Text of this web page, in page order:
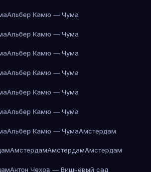
Альбер Камю — Чума
Альбер Камю — Чума
Альбер Камю — Чума
Альбер Камю — Чума
Альбер Камю — Чума
Альбер Камю — Чума
Альбер Камю — ЧумаАмстердам
АмстердамАмстердамАмстердам
Антон Чехов — Вишнёвый сад